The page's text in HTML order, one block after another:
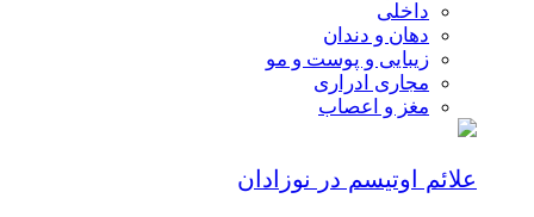
داخلی
دهان و دندان
زیبایی و پوست و مو
مجاری ادراری
مغز و اعصاب
علائم اوتیسم در نوزادان